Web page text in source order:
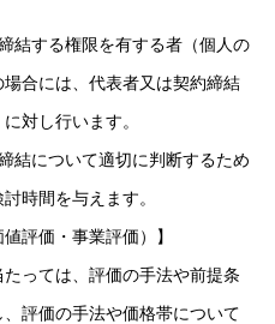
結する権限を有する者（個人の
合には、代表者又は契約締結
対し行います。
結について適切に判断するため
時間を与えます。
評価・事業評価）】
っては、評価の手法や前提条
評価の手法や価格帯について